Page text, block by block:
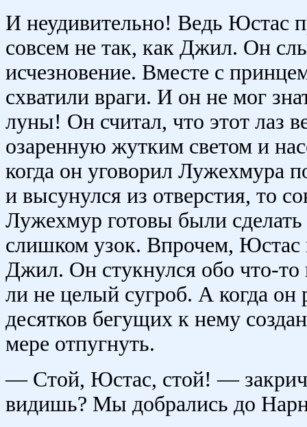
И неудивительно! Ведь Юстас
совсем не так, как Джил. Он
исчезновение. Вместе с
схватили враги. И он не мог
луны! Он считал, что этот лаз
озаренную жутким светом и
когда он уговорил Лужехмура
и высунулся из отверстия, то
Лужехмур готовы были
слишком узок. Впрочем, Юстас
Джил. Он стукнулся обо что-то
ли не целый сугроб. А когда он
десятков бегущих к нему
мере отпугнуть.
— Стой, Юстас, стой! —
видишь? Мы добрались до